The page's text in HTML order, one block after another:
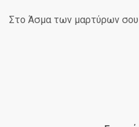
Στο Άσμα των μαρτύρων σου